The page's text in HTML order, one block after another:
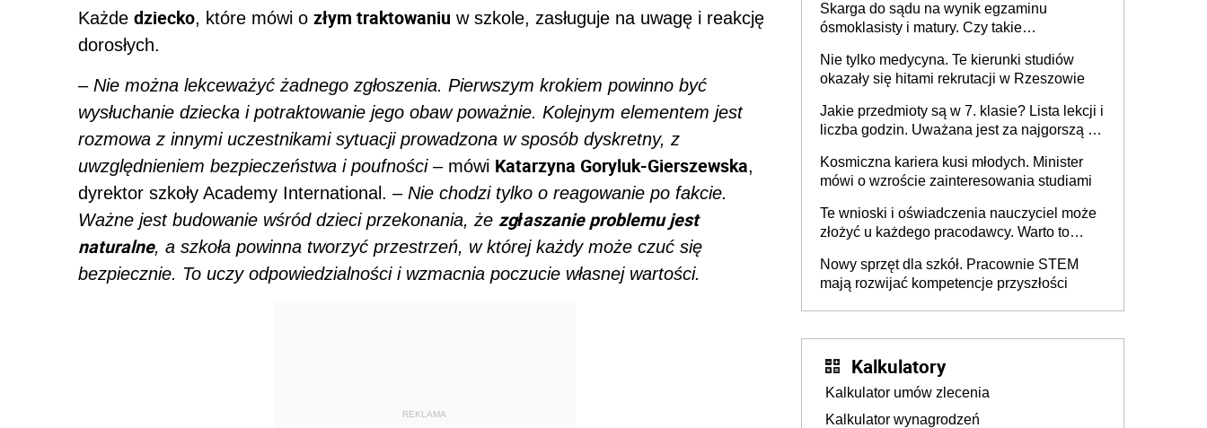
Każde dziecko, które mówi o złym traktowaniu w szkole, zasługuje na uwagę i reakcję
dorosłych.
– Nie można lekceważyć żadnego zgłoszenia. Pierwszym krokiem powinno być
wysłuchanie dziecka i potraktowanie jego obaw poważnie. Kolejnym elementem jest
rozmowa z innymi uczestnikami sytuacji prowadzona w sposób dyskretny, z
uwzględnieniem bezpieczeństwa i poufności – mówi Katarzyna Goryluk-Gierszewska,
dyrektor szkoły Academy International. – Nie chodzi tylko o reagowanie po fakcie.
Ważne jest budowanie wśród dzieci przekonania, że zgłaszanie problemu jest
naturalne, a szkoła powinna tworzyć przestrzeń, w której każdy może czuć się
bezpiecznie. To uczy odpowiedzialności i wzmacnia poczucie własnej wartości.
REKLAMA
Skarga do sądu na wynik egzaminu
ósmoklasisty i matury. Czy takie
Nie tylko medycyna. Te kierunki studiów
okazały się hitami rekrutacji w Rzeszowie
Jakie przedmioty są w 7. klasie? Lista lekcji i
liczba godzin. Uważana jest za najgorszą -
Kosmiczna kariera kusi młodych. Minister
mówi o wzroście zainteresowania studiami
Te wnioski i oświadczenia nauczyciel może
złożyć u każdego pracodawcy. Warto to
szkolnego 2026/2027
Nowy sprzęt dla szkół. Pracownie STEM
mają rozwijać kompetencje przyszłości
Kalkulatory
Kalkulator umów zlecenia
Kalkulator wynagrodzeń